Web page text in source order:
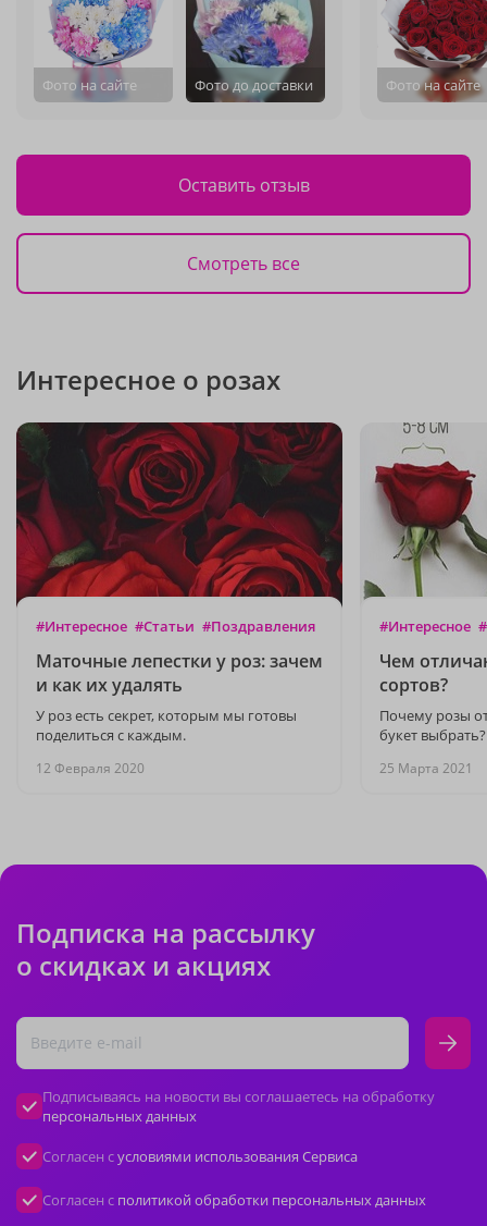
Фото на сайте Фото до доставки Фото на сайте
Оставить отзыв
Смотреть все
Интересное о розах
#Интересное #Статьи #Поздравления
Маточные лепестки у роз: зачем
и как их удалять
У роз есть секрет, которым мы готовы
поделиться с каждым.
12 Февраля 2020
#Интересное
Чем
сортов?
Почему розы
букет
25 Марта 2021
Подписка на рассылку
о скидках и акциях
Подписываясь на новости вы соглашаетесь на обработку
персональных данных
Согласен сусловиями использования Сервиса
Согласен с политикой обработки персональных данных